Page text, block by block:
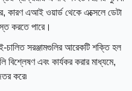
কারণ এআই ওয়ার্ড থেকে এক্সেলে ডেটা
করতে পারে।
সরঞ্জামগুলির আরেকটি শক্তি হল
বিশ্লেষণ এবং কার্যকর করার মাধ্যমে,
করে৷